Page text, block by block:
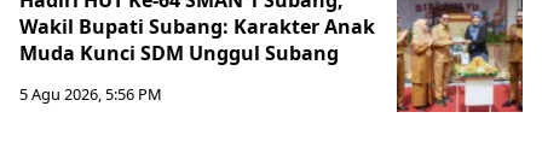
Wakil Bupati Subang: Karakter Anak
Muda Kunci SDM Unggul Subang
5 Agu 2026, 5:56 PM